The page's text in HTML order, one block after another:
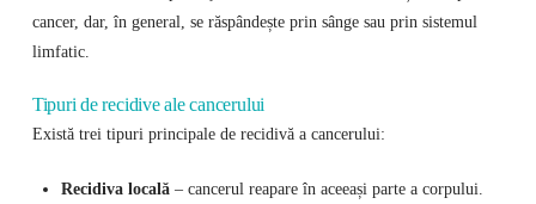
cancer, dar, în general, se răspândește prin sânge sau prin sistemul
limfatic.
Tipuri de recidive ale cancerului
Există trei tipuri principale de recidivă a cancerului:
Recidiva locală– cancerul reapare în aceeași parte a corpului.